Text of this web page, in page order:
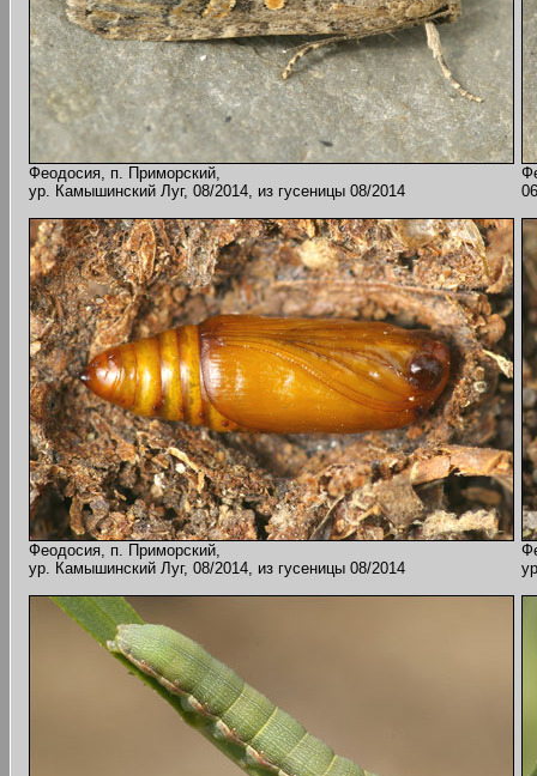
Феодосия, п. Приморский,
ур. Камышинский Луг, 08/2014, из гусеницы 08/2014
Феодосия, п. Приморский,
ур. Камышинский Луг, 08/2014, из гусеницы 08/2014